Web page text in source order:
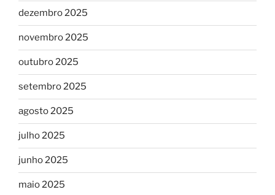
dezembro 2025
novembro 2025
outubro 2025
setembro 2025
agosto 2025
julho 2025
junho 2025
maio 2025